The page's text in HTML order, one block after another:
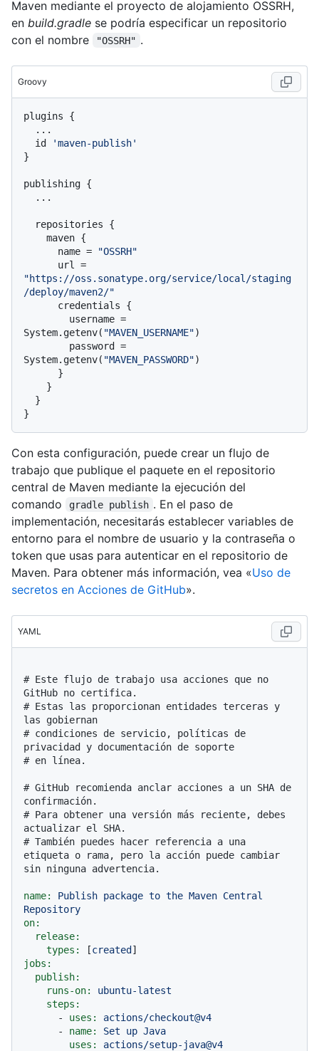
Maven mediante el proyecto de alojamiento OSSRH,
en build.gradle se podría especificar un repositorio
con el nombre
"OSSRH" .
Groovy
plugins {
  id
'maven-publish'
}
publishing {
      name =
"OSSRH"
"https://oss.sonatype.org/service/local/staging
/deploy/maven2/"
System.getenv( "MAVEN_USERNAME")
System.getenv( "MAVEN_PASSWORD")
Con esta configuración, puede crear un flujo de
trabajo que publique el paquete en el repositorio
central de Maven mediante la ejecución del
comando
gradle publish . En el paso de
implementación, necesitarás establecer variables de
entorno para el nombre de usuario y la contraseña o
token que usas para autenticar en el repositorio de
Maven. Para obtener más información, vea «Uso de
secretos en Acciones de GitHub».
YAML
# Este flujo de trabajo usa acciones que no
GitHub no certifica.
# Estas las proporcionan entidades terceras y
las gobiernan
# condiciones de servicio, políticas de
privacidad y documentación de soporte
# en línea.
# GitHub recomienda anclar acciones a un SHA de
confirmación.
# Para obtener una versión más reciente, debes
actualizar el SHA.
# También puedes hacer referencia a una
etiqueta o rama, pero la acción puede cambiar
sin ninguna advertencia.
name: Publish package to the Maven Central
Repository
on:
release:
types:
[created
jobs:
publish:
runs-on:
ubuntu-latest
steps:
-
uses:
actions/checkout@v4
-
name: Set up Java
uses:
actions/setup-java@v4